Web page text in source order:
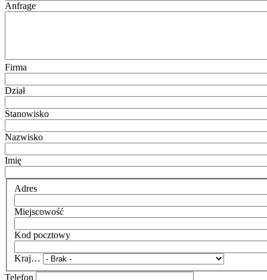
Anfrage
Firma
Dział
Stanowisko
Nazwisko
Imię
Adres
Miejscowość
Kod pocztowy
Kraj…
Telefon